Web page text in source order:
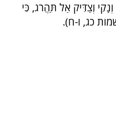
וְצַדִּיק אַל תַּהֲרֹג, כִּי
כג, ו-ח).